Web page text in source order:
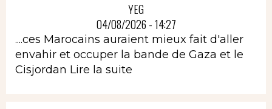
YEG
04/08/2026 - 14:27
....ces Marocains auraient mieux fait d'aller
envahir et occuper la bande de Gaza et le
Cisjordan Lire la suite